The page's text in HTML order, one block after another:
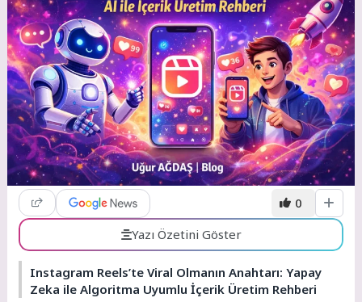
0
Yazı Özetini Göster
Instagram Reels’te Viral Olmanın Anahtarı: Yapay
Zeka ile Algoritma Uyumlu İçerik Üretim Rehberi